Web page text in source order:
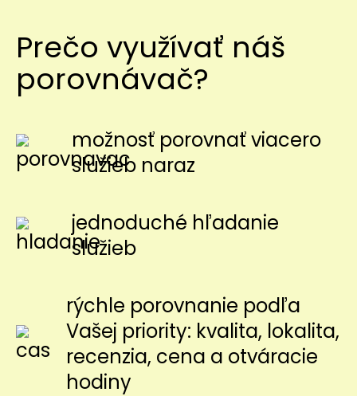
Prečo využívať náš
porovnávač?
možnosť porovnať viacero
služieb naraz
jednoduché hľadanie
služieb
rýchle porovnanie podľa
Vašej priority: kvalita, lokalita,
recenzia, cena a otváracie
hodiny